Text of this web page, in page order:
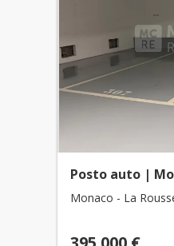
Posto auto |
Monaco - La